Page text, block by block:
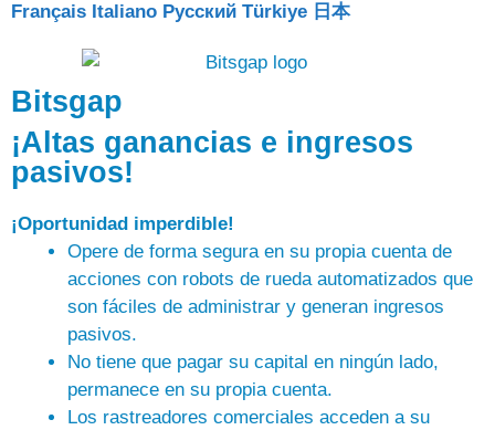
Français Italiano Pусский Türkiye 日本
Bitsgap
¡Altas ganancias e ingresos
pasivos!
¡Oportunidad imperdible!
Opere de forma segura en su propia cuenta de
acciones con robots de rueda automatizados que
son fáciles de administrar y generan ingresos
pasivos.
No tiene que pagar su capital en ningún lado,
permanece en su propia cuenta.
Los rastreadores comerciales acceden a su